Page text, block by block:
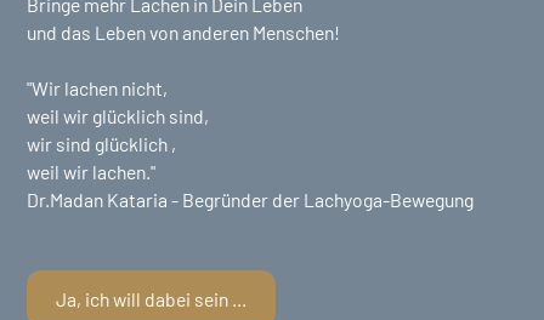
Bringe mehr Lachen in Dein Leben
und das Leben von anderen Menschen!
"Wir lachen nicht,
weil wir glücklich sind,
wir sind glücklich ,
weil wir lachen."
Dr.Madan Kataria - Begründer der Lachyoga-Bewegung
Ja, ich will dabei sein ...